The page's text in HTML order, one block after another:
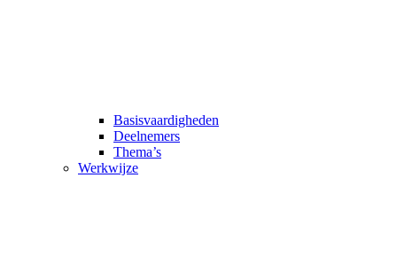
Basisvaardigheden
Deelnemers
Thema’s
Werkwijze